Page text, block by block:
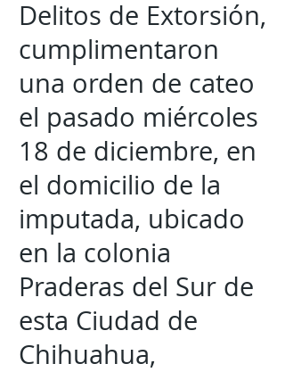
Delitos de Extorsión,
cumplimentaron
una orden de cateo
el pasado miércoles
18 de diciembre, en
el domicilio de la
imputada, ubicado
en la colonia
Praderas del Sur de
esta Ciudad de
Chihuahua,